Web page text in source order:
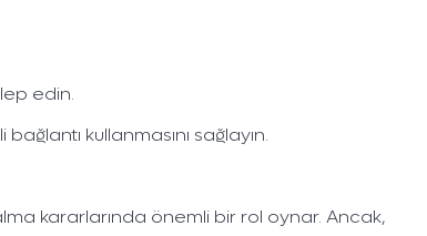
edin.
kullanmasını sağlayın.
kararlarında önemli bir rol oynar. Ancak,